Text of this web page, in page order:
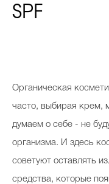
SPF
Органическая
часто, выбирая крем,
думаем о себе - не
организма. И здесь
советуют оставлять
средства, которые